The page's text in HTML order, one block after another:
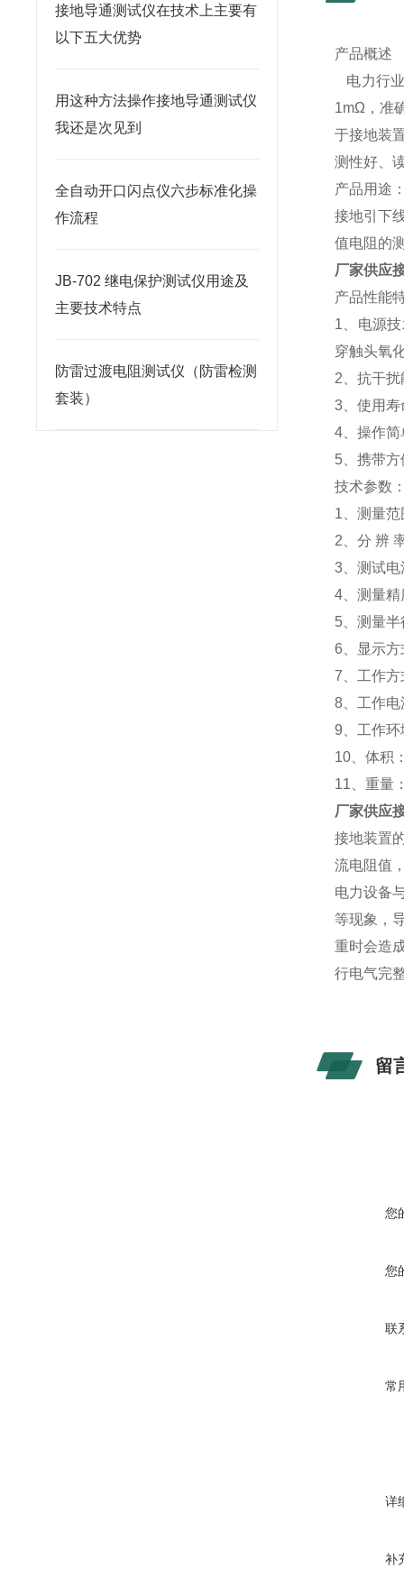
接地导通测试仪在技术上主要有
以下五大优势
用这种方法操作接地导通测试仪
我还是次见到
全自动开口闪点仪六步标准化操
作流程
JB-702 继电保护测试仪用途及
主要技术特点
防雷过渡电阻测试仪（防雷检测
套装）
产品概述
电力行
1mΩ，准
于接地装
测性好、
产品用途
接地引下
值电阻的
厂家供应
产品性能
1、电源
穿触头氧
2、抗干
3、使用
4、操作
5、携带
技术参数
1、测量
2、分 辨
3、测试
4、测量
5、测量
6、显示
7、工作方
8、工作
9、工作
10、体积
11、重量
厂家供应
接地装置
流电阻值
电力设备
等现象，
重时会造
行电气完
留
您
您
联
常
详
补